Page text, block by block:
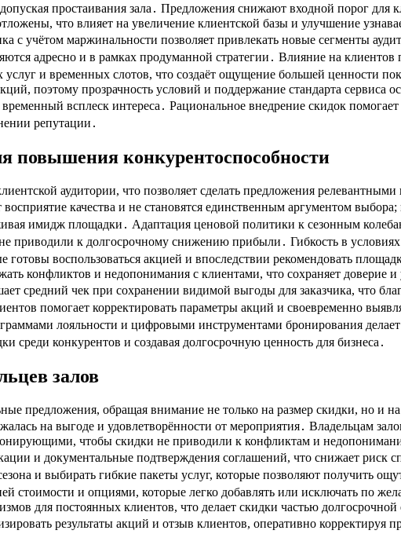
простаивания зала․ Предложения снижают входной порог
что влияет на увеличение клиентской базы и улучшение
с учётом маржинальности позволяет привлекать новые сегменты
адресно и в рамках продуманной стратегии․ Влияние на клиентов
и временных слотов, что создаёт ощущение большей ценности
поэтому прозрачность условий и поддержание стандарта сервиса
всплеск интереса․ Рациональное внедрение скидок
репутации․
повышения конкурентоспособности
аудитории, что позволяет сделать предложения
качества и не становятся единственным аргументом
имидж площадки․ Адаптация ценовой политики к сезонным
приводили к долгосрочному снижению прибыли․ Гибкость в
воспользоваться акцией и впоследствии рекомендовать
конфликтов и недопонимания с клиентами, что сохраняет доверие и
средний чек при сохранении видимой выгоды для заказчика, что
помогает корректировать параметры акций и своевременно
лояльности и цифровыми инструментами бронирования
конкурентов и создавая долгосрочную ценность для бизнеса․
залов
предложения, обращая внимание не только на размер скидки, но и
на выгоде и удовлетворённости от мероприятия․ Владельцам
чтобы скидки не приводили к конфликтам и
и документальные подтверждения соглашений, что снижает риск
и выбирать гибкие пакеты услуг, которые позволяют получить
стоимости и опциями, которые легко добавлять или исключать по
для постоянных клиентов, что делает скидки частью долгосрочной
результаты акций и отзыв клиентов, оперативно корректируя